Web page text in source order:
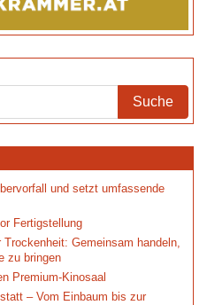
und setzt umfassende
Fertigstellung
Gemeinsam handeln,
zu bringen
Premium-Kinosaal
– Vom Einbaum bis zur